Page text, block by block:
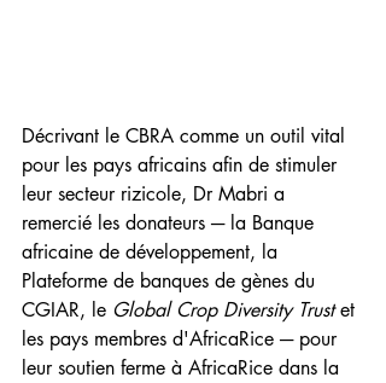
Décrivant le CBRA comme un outil vital
pour les pays africains afin de stimuler
leur secteur rizicole, Dr Mabri a
remercié les donateurs ─ la Banque
africaine de développement, la
Plateforme de banques de gènes du
CGIAR, le Global Crop Diversity Trust et
les pays membres d'AfricaRice ─ pour
leur soutien ferme à AfricaRice dans la